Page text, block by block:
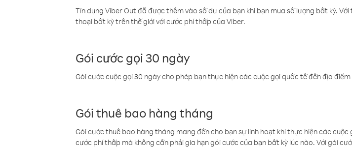
Tín dụng Viber Out đã được thêm vào số dư của bạn khi bạn mua số lượng bất kỳ.
thoại bất kỳ trên thế giới với cước phí thấp của Viber.
Gói cước gọi 30 ngày
Gói cước cuộc gọi 30 ngày cho phép bạn thực hiện các cuộc gọi quốc tế đến địa
Gói thuê bao hàng tháng
Gói cước thuê bao hàng tháng mang đến cho bạn sự linh hoạt khi thực hiện các
cước phí thấp mà không cần phải gia hạn gói cước của bạn bất kỳ lúc nào. Với gói